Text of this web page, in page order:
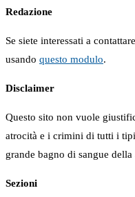
Redazione
Se siete interessati a
usando questo modulo.
Disclaimer
Questo sito non vuole
atrocità e i crimini di tutti i
grande bagno di sangue
Sezioni